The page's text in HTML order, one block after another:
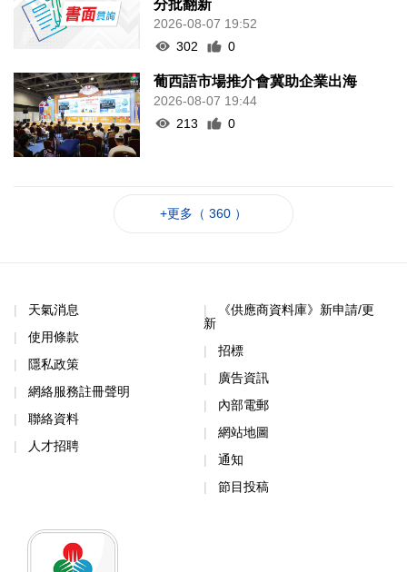
分批翻新
2026-08-07 19:52
302
0
葡西語市場推介會冀助企業出海
2026-08-07 19:44
213
0
+更多（ 360 ）
天氣消息
使用條款
隱私政策
網絡服務註冊聲明
聯絡資料
人才招聘
《供應商資料庫》新申請/更
新
招標
廣告資訊
內部電郵
網站地圖
通知
節目投稿